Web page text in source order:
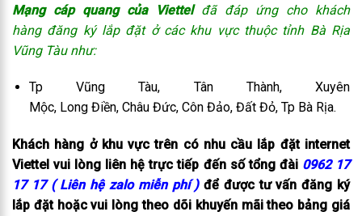
Mạng cáp quang của Viettelđã đáp ứng cho khách
hàng đăng ký lắp đặt ở các khu vực thuộc tỉnh Bà Rịa
Vũng Tàu như:
Tp Vũng Tàu, Tân Thành, Xuyên
Mộc, Long Điền, Châu Đức, Côn Đảo, Đất Đỏ, Tp Bà Rịa.
Khách hàng ở khu vực trên có nhu cầu lắp đặt internet
Viettel vui lòng liên hệ trực tiếp đến số tổng đài 0962 17
17 17 ( Liên hệ zalo miễn phí )để được tư vấn đăng ký
lắp đặt hoặc vui lòng theo dõi khuyến mãi theo bảng giá